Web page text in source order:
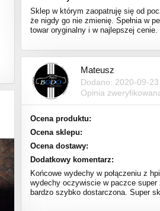
Sklep w którym zaopatruję się od
że nigdy go nie zmienię. Spełnia w
towar oryginalny i w najlepszej cenie.
Mateusz
Dodano: 2020-09-23
Opinia
Ocena produktu:
Ocena sklepu:
Ocena dostawy:
Dodatkowy komentarz:
Końcowe wydechy w połączeniu z
wydechy oczywiscie w paczce super
bardzo szybko dostarczona. Super